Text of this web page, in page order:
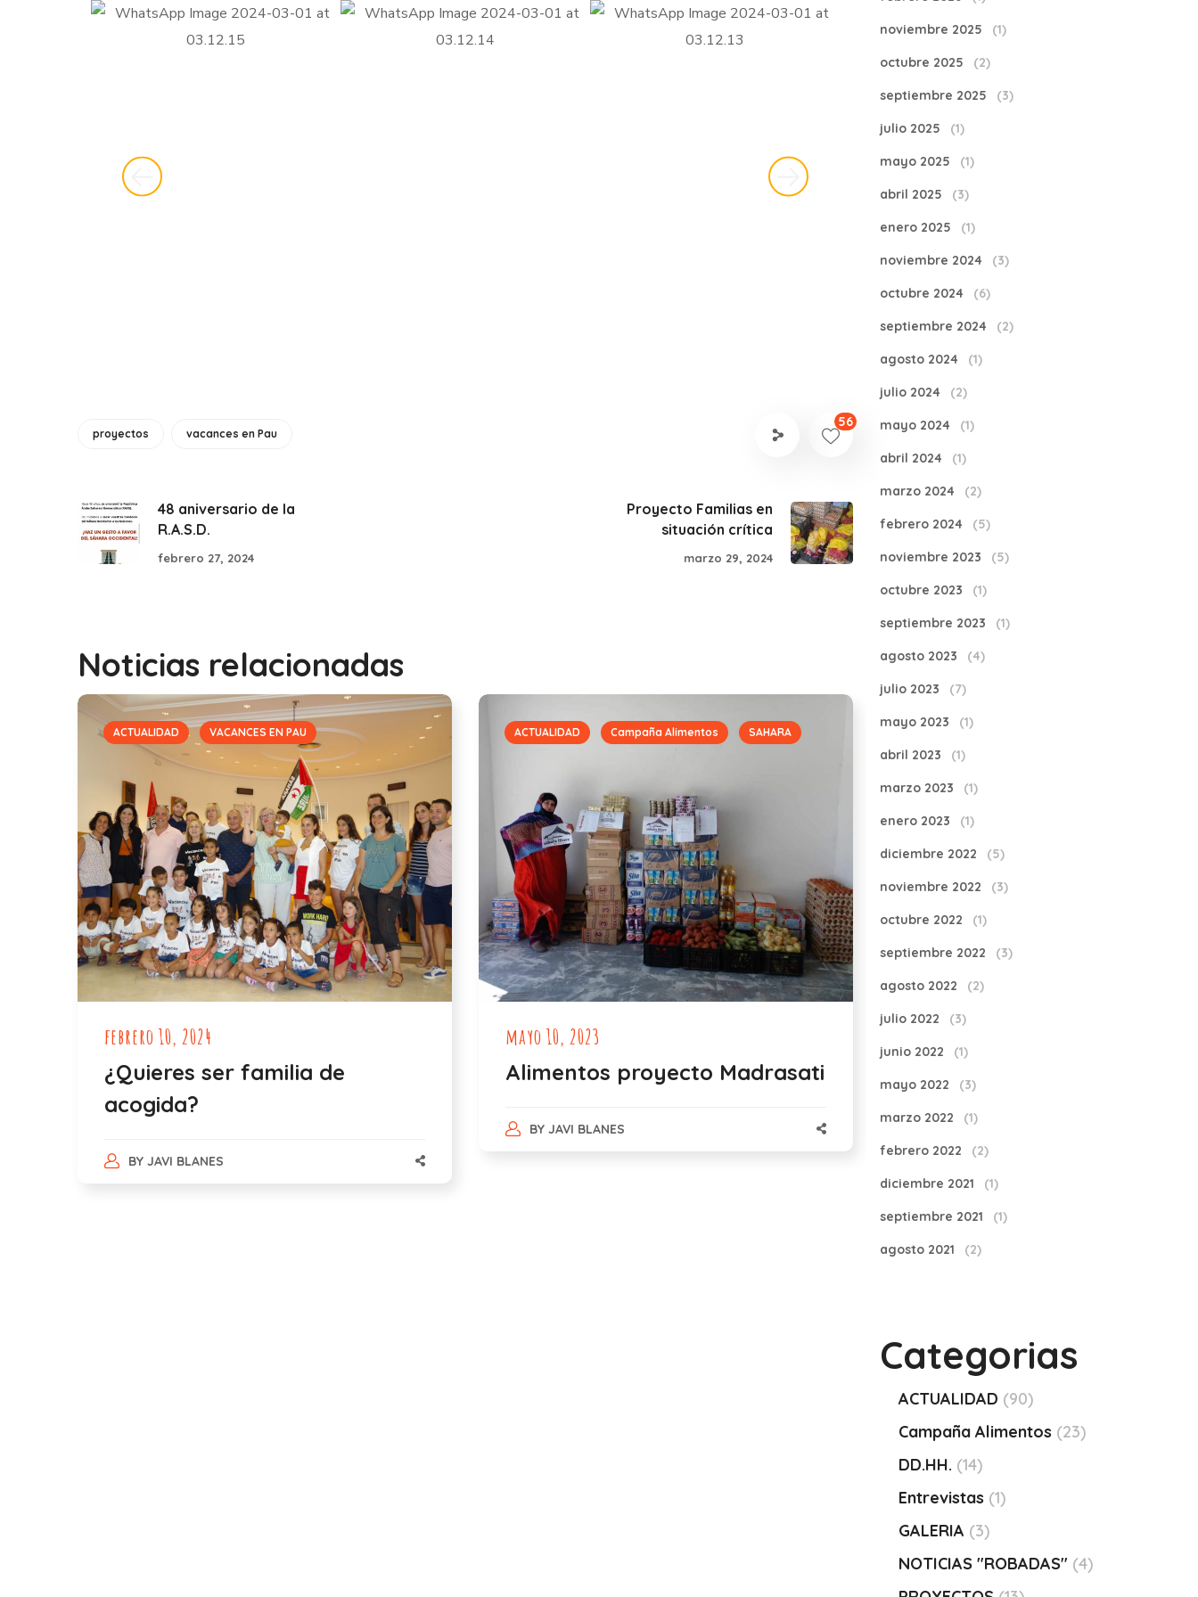
proyectos vacances en Pau
56
48 aniversario de la
R.A.S.D.
febrero 27, 2024
Proyecto Familias en
situación crítica
marzo 29, 2024
Noticias relacionadas
ACTUALIDAD VACANCES EN PAU
febrero 10, 2024
¿Quieres ser familia de
acogida?
BY JAVI BLANES
ACTUALIDAD Campaña Alimentos SAHARA
mayo 10, 2023
Alimentos proyecto Madrasati
BY JAVI BLANES
noviembre 2025 (1)
octubre 2025 (2)
septiembre 2025 (3)
julio 2025 (1)
mayo 2025 (1)
abril 2025 (3)
enero 2025 (1)
noviembre 2024 (3)
octubre 2024 (6)
septiembre 2024 (2)
agosto 2024 (1)
julio 2024 (2)
mayo 2024 (1)
abril 2024 (1)
marzo 2024 (2)
febrero 2024 (5)
noviembre 2023 (5)
octubre 2023 (1)
septiembre 2023 (1)
agosto 2023 (4)
julio 2023 (7)
mayo 2023 (1)
abril 2023 (1)
marzo 2023 (1)
enero 2023 (1)
diciembre 2022 (5)
noviembre 2022 (3)
octubre 2022 (1)
septiembre 2022 (3)
agosto 2022 (2)
julio 2022 (3)
junio 2022 (1)
mayo 2022 (3)
marzo 2022 (1)
febrero 2022 (2)
diciembre 2021 (1)
septiembre 2021 (1)
agosto 2021 (2)
Categorias
ACTUALIDAD (90)
Campaña Alimentos (23)
DD.HH. (14)
Entrevistas (1)
GALERIA (3)
NOTICIAS "ROBADAS" (4)